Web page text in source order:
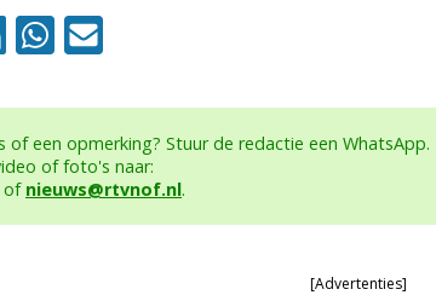
of een opmerking? Stuur de redactie een WhatsApp.
of foto's naar:
of nieuws@rtvnof.nl.
[Advertenties]